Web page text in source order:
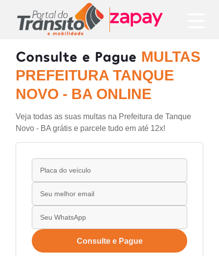
Consulte e Pague MULTAS
PREFEITURA TANQUE
NOVO - BA ONLINE
Veja todas as suas multas na Prefeitura de Tanque
Novo - BA grátis e parcele tudo em até 12x!
Consulte e Pague